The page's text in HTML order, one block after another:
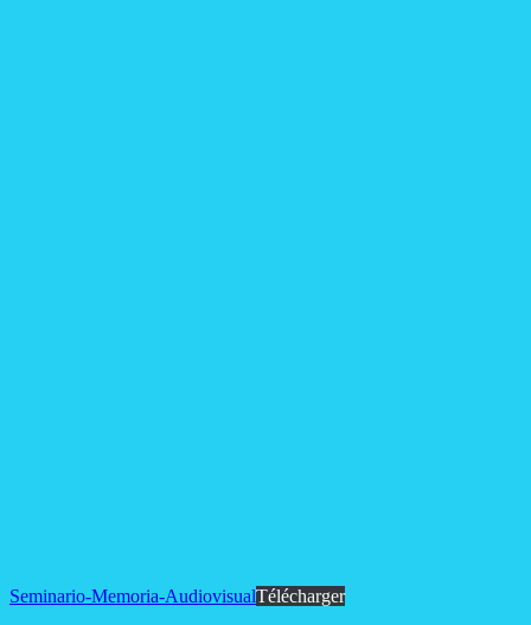
Seminario-Memoria-AudiovisualTélécharger